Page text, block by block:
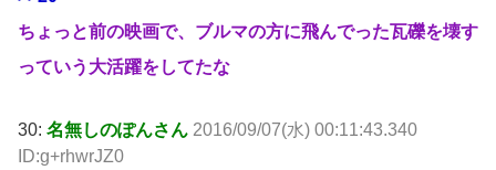
ちょっと前の映画で、ブルマの方に飛んでった瓦礫を壊す
っていう大活躍をしてたな
30: 名無しのぽんさん 2016/09/07(水) 00:11:43.340
ID:g+rhwrJZ0